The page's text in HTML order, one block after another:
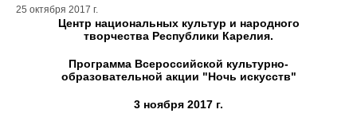
25 октября 2017 г.
Центр национальных культур и народного
творчества Республики Карелия.
Программа Всероссийской культурно-
образовательной акции "Ночь искусств"
3 ноября 2017 г.